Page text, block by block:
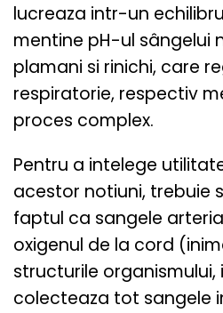
lucreaza intr-un
mentine pH-ul sângelui
plamani si rinichi, care
respiratorie, respectiv
proces complex.
Pentru a intelege
acestor notiuni, trebuie
faptul ca sangele
oxigenul de la cord
structurile organismului,
colecteaza tot sangele